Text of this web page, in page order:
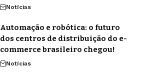
Notícias
Automação e robótica: o futuro
dos centros de distribuição do e-
commerce brasileiro chegou!
Notícias